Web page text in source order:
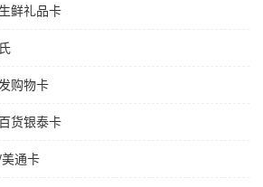
鲜礼品卡
购物卡
货银泰卡
通卡